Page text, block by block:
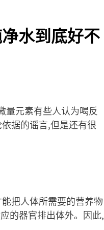
水到底好不
量元素有些人认为喝反
据的谣言,但是还有很
把人体所需要的营养物
的器官排出体外。因此,